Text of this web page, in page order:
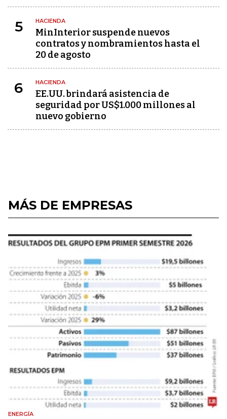
5 HACIENDA
MinInterior suspende nuevos
contratos y nombramientos hasta el
20 de agosto
6 HACIENDA
EE.UU. brindará asistencia de
seguridad por US$1.000 millones al
nuevo gobierno
MÁS DE EMPRESAS
ENERGÍA